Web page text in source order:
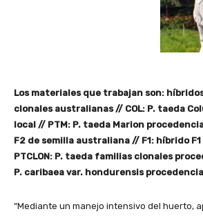
Los materiales que trabajan son:
clonales australianas // COL: P. taeda
local // PTM: P. taeda Marion
F2 de semilla australiana // F1: híbrido F1
PTCLON: P. taeda familias clonales
P. caribaea var. hondurensis
“Mediante un manejo intensivo del huerto,